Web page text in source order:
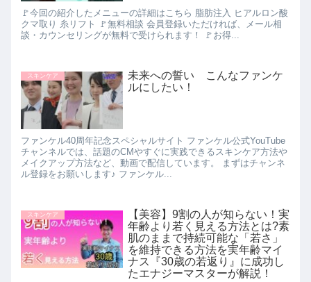
🚩今回の紹介したメニューの詳細はこちら 脂肪注入 ヒアルロン酸
クマ取り 糸リフト 🚩無料相談 会員登録いただければ、メール相
談・カウンセリングが無料で受けられます！ 🚩お得...
スキンケア
未来への誓い こんなファンケ
ルにしたい！
ファンケル40周年記念スペシャルサイト ファンケル公式YouTube
チャンネルでは、話題のCMやすぐに実践できるスキンケア方法や
メイクアップ方法など、動画で配信しています。 まずはチャンネ
ル登録をお願いします♪ ファンケル...
スキンケア
【美容】9割の人が知らない！実
年齢より若く見える方法とは?素
肌のままで持続可能な「若さ」
を維持できる方法を実年齢マイ
ナス『30歳の若返り』に成功し
たエナジーマスターが解説！